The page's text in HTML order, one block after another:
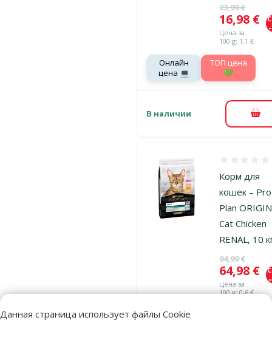
Данная страница использует файлы Cookie
Исходная
23,99 €
Цена
16,98 €
Цена за
100 g: 1,1 €
Онлайн
цена 💻
TOП цена
💚
В наличии В
Корм для
кошек – Pro
Plan
Cat Chicken
RENAL, 10
Исходная
94,99 €
Цена
64,98 €
Цена за
100 g: 0,6 €
Онлайн